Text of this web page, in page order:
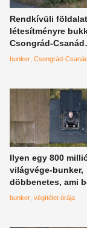
Rendkívüli
létesítményre
Csongrád-Csanád
vármegyében,
bunker Csongrád-
Ilyen egy 800
világvége-bunker,
döbbenetes, ami
bunker végítélet órája